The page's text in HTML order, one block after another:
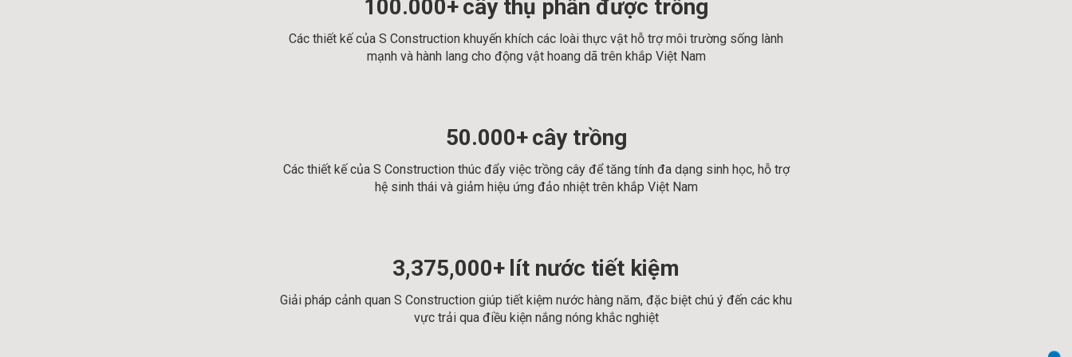
100.000+cây thụ phấn được trồng
Các thiết kế của S Construction khuyến khích các loài thực vật hỗ trợ môi trường sống lành
mạnh và hành lang cho động vật hoang dã trên khắp Việt Nam
50.000+cây trồng
Các thiết kế của S Construction thúc đẩy việc trồng cây để tăng tính đa dạng sinh học, hỗ trợ
hệ sinh thái và giảm hiệu ứng đảo nhiệt trên khắp Việt Nam
3,375,000+ lít nước tiết kiệm
Giải pháp cảnh quan S Construction giúp tiết kiệm nước hàng năm, đặc biệt chú ý đến các khu
vực trải qua điều kiện nắng nóng khắc nghiệt